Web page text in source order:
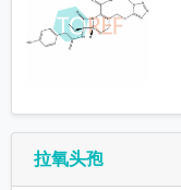
拉氧头孢